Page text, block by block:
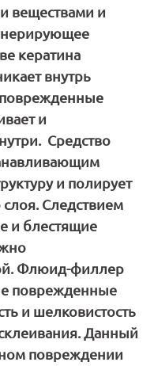
веществами и
кератина
внутрь
поврежденные
и
Средство
и полирует
Следствием
и блестящие
Флюид-филлер
поврежденные
и шелковистость
Данный
повреждении